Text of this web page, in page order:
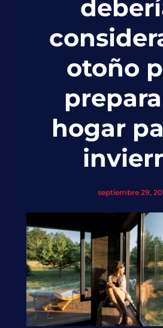
otoño
hogar
septiembre 29,